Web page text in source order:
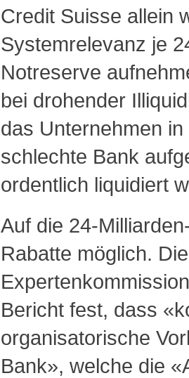
Credit Suisse allein
Systemrelevanz je
Notreserve
bei drohender
das Unternehmen
schlechte Bank
ordentlich liquidiert
Auf die 24-
Rabatte möglich.
Bericht fest, dass
organisatorische
Bank», welche die